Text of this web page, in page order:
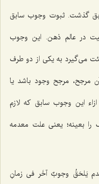
گذشت. ثبوت وجوب سابق
در عالم ذهن. این وجوب
می‌گیرد به یکی از دو طرف
مرجح، مرجح وجود باشد یا
این وجوب سابق که لازم
را بعینه؛ یعنی علت معدمه
یَلحَقُ وجوبٌ آخَر فی زمانِ